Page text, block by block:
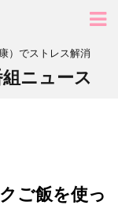
）でストレス解消
ニュース
ご飯を使っ